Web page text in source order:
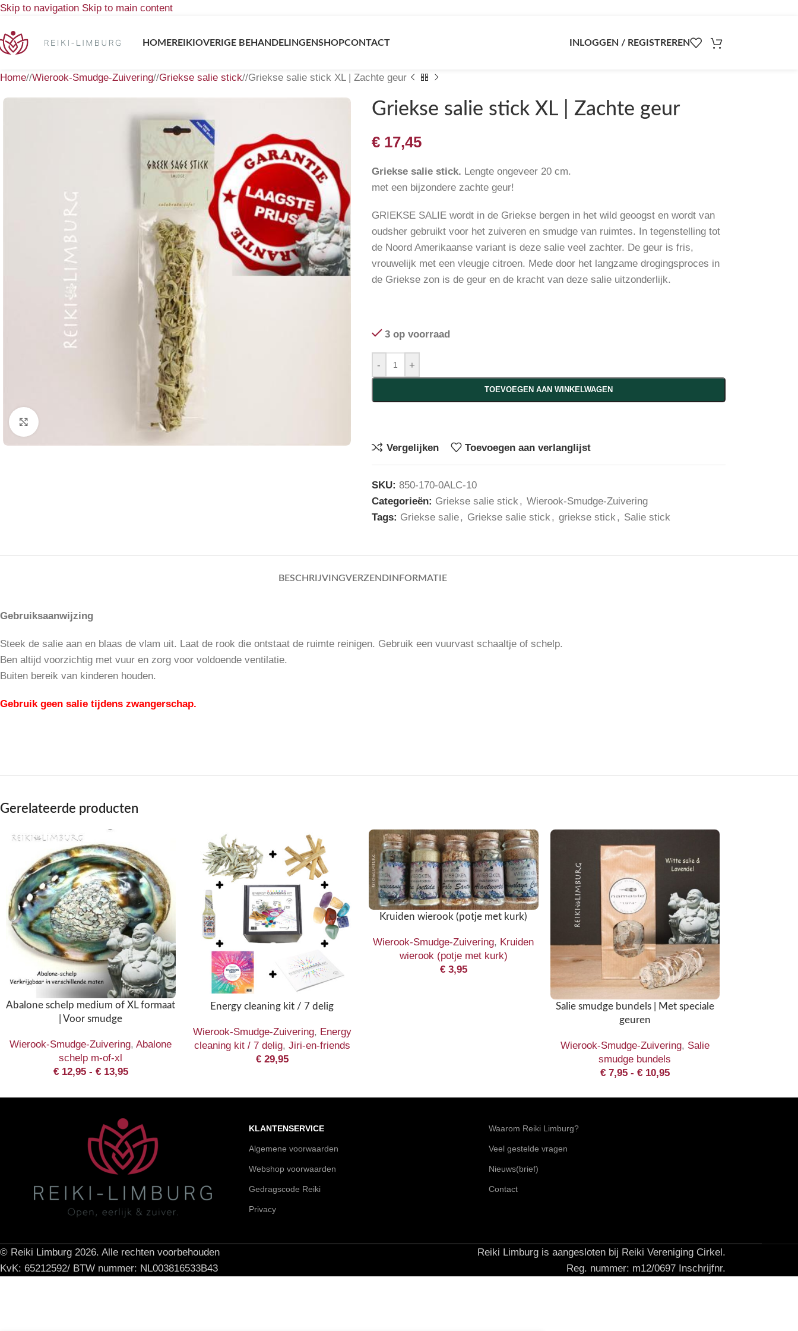
Skip to navigation Skip to main content
HOMEREIKIOVERIGE BEHANDELINGENSHOPCONTACT INLOGGEN / REGISTREREN
Home/ Wierook-Smudge-Zuivering/ Griekse salie stick/ Griekse salie stick XL | Zachte geur
Griekse salie stick XL | Zachte geur
€17,45
Griekse salie stick. Lengte ongeveer 20 cm.
met een bijzondere zachte geur!
GRIEKSE SALIE wordt in de Griekse bergen in het wild geoogst en wordt van
oudsher gebruikt voor het zuiveren en smudge van ruimtes. In tegenstelling tot
de Noord Amerikaanse variant is deze salie veel zachter. De geur is fris,
vrouwelijk met een vleugje citroen. Mede door het langzame drogingsproces in
de Griekse zon is de geur en de kracht van deze salie uitzonderlijk.
3 op voorraad
- +
TOEVOEGEN AAN WINKELWAGEN
Vergelijken Toevoegen aan verlanglijst
SKU: 850-170-0ALC-10
Categorieën: Griekse salie stick, Wierook-Smudge-Zuivering
Tags: Griekse salie, Griekse salie stick, griekse stick, Salie stick
BESCHRIJVINGVERZENDINFORMATIE
Gebruiksaanwijzing
Steek de salie aan en blaas de vlam uit. Laat de rook die ontstaat de ruimte reinigen. Gebruik een vuurvast schaaltje of schelp.
Ben altijd voorzichtig met vuur en zorg voor voldoende ventilatie.
Buiten bereik van kinderen houden.
Gebruik geen salie tijdens zwangerschap.
Gerelateerde producten
Abalone schelp medium of XL formaat
| Voor smudge
Wierook-Smudge-Zuivering, Abalone
schelp m-of-xl
€12,95 - €13,95
Energy cleaning kit / 7 delig
Wierook-Smudge-Zuivering, Energy
cleaning kit / 7 delig, Jiri-en-friends
€29,95
Kruiden wierook (potje met kurk)
Wierook-Smudge-Zuivering, Kruiden
wierook (potje met kurk)
€3,95
Salie smudge bundels | Met speciale
geuren
Wierook-Smudge-Zuivering, Salie
smudge bundels
€7,95 - €10,95
KLANTENSERVICE
Algemene voorwaarden
Webshop voorwaarden
Gedragscode Reiki
Privacy
Waarom Reiki Limburg?
Veel gestelde vragen
Nieuws(brief)
Contact
© Reiki Limburg 2026. Alle rechten voorbehouden
KvK: 65212592/ BTW nummer: NL003816533B43
Reiki Limburg is aangesloten bij Reiki Vereniging Cirkel.
Reg. nummer: m12/0697 Inschrijfnr.